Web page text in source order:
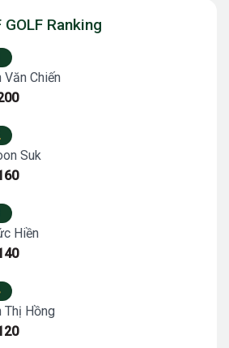
GOLF Ranking
Văn Chiến
Suk
Hiền
Thị Hồng